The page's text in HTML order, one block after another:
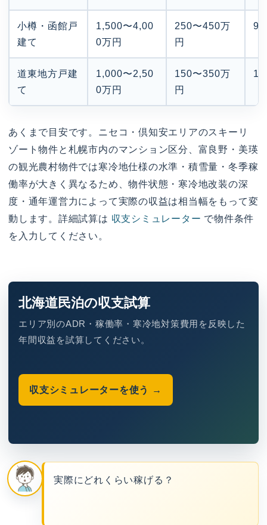
小樽・函館戸
建て
1,500〜4,00
0万円
250〜450万
円
9
道東地方戸建
て
1,000〜2,50
0万円
150〜350万
円
あくまで目安です。ニセコ・倶知安エリアのスキーリ
ゾート物件と札幌市内のマンション区分、富良野・美瑛
の観光農村物件では寒冷地仕様の水準・積雪量・冬季稼
働率が大きく異なるため、物件状態・寒冷地改装の深
度・通年運営力によって実際の収益は相当幅をもって変
動します。詳細試算は 収支シミュレーター で物件条件
を入力してください。
北海道民泊の収支試算
エリア別のADR・稼働率・寒冷地対策費用を反映した
年間収益を試算してください。
収支シミュレーターを使う →
実際にどれくらい稼げる？